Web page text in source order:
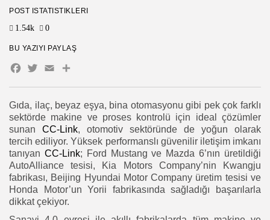
Gıda, ilaç, beyaz eşya, bina otomasyonu gibi pek çok farklı
sektörde makine ve proses kontrolü için ideal çözümler
sunan CC-Link, otomotiv sektöründe de yoğun olarak
tercih ediliyor. Yüksek performanslı güvenilir iletişim imkanı
tanıyan CC-Link; Ford Mustang ve Mazda 6’nın üretildiği
AutoAlliance tesisi, Kia Motors Company’nin Kwangju
fabrikası, Beijing Hyundai Motor Company üretim tesisi ve
Honda Motor’un Yorii fabrikasında sağladığı başarılarla
dikkat çekiyor.
POST İSTATISTIKLERI
1.54k 0
BU YAZIYI PAYLAŞ
Facebook
Twitter
EmailShare